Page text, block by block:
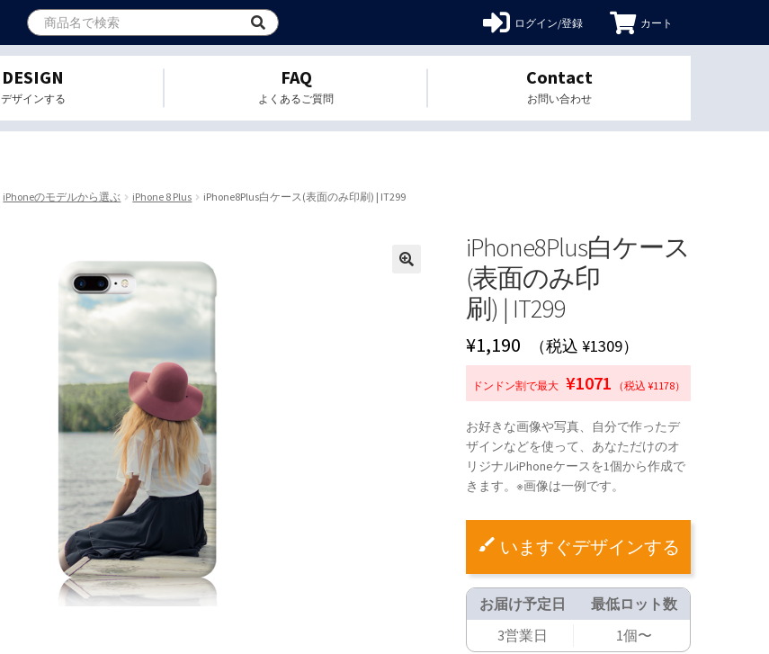
ログイン/登録 カート
DESIGN
デザインする
FAQ
よくあるご質問
Contact
お問い合わせ
iPhoneのモデルから選ぶ iPhone 8 Plus iPhone8Plus白ケース(表面のみ印刷) | IT299
iPhone8Plus白ケース
(表面のみ印
刷) | IT299
¥1,190 （税込 ¥1309）
ドンドン割で最大 ¥1071 （税込 ¥1178）
お好きな画像や写真、自分で作ったデ
ザインなどを使って、あなただけのオ
リジナルiPhoneケースを1個から作成で
きます。※画像は一例です。
いますぐデザインする
お届け予定日
3営業日
最低ロット数
1個〜